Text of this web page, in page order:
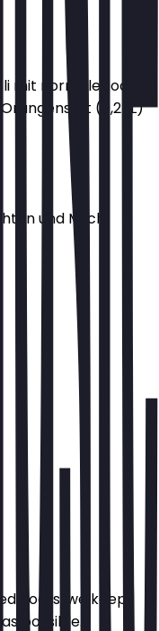
mit normaler oder
(0,25L)
und Milch
doors, we keep
possible.